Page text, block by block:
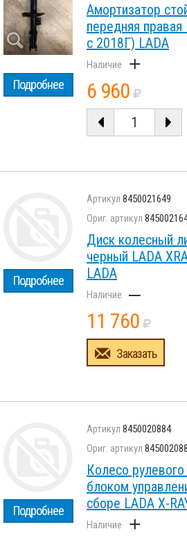
Подробнее
Амортизатор
передняя правая
с 2018Г) LADA
+
6 960
Подробнее
8450021649
Диск колесный
черный LADA
LADA
–
11 760
Заказать
Подробнее
8450020884
Колесо
блоком
сборе LADA X-
+